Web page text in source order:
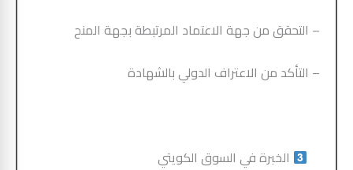
– التحقق من جهة الاعتماد المرتبطة بجهة المنح
– التأكد من الاعتراف الدولي بالشهادة
الخبرة في السوق الكويتي